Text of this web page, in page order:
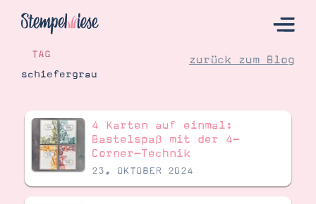
Hier Starten
Katalog
Bestellen
Kontakt
TAG
schiefergrau
zurück zum Blog
4 Karten auf einmal:
Bastelspaß mit der 4-
Corner-Technik
23. OKTOBER 2024